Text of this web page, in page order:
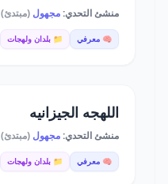
منشئ التحدي:مجهول (مبتدئ)
🧠 معرفي 📁 بلدان ولهجات
اللهجه الجيزانيه
منشئ التحدي:مجهول (مبتدئ)
🧠 معرفي 📁 بلدان ولهجات